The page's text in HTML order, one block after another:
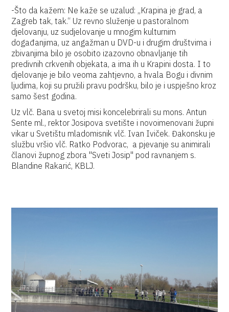
-Što da kažem: Ne kaže se uzalud: „Krapina je grad, a
Zagreb tak, tak.“ Uz revno služenje u pastoralnom
djelovanju, uz sudjelovanje u mnogim kulturnim
događanjima, uz angažman u DVD-u i drugim društvima i
zbivanjima bilo je osobito izazovno obnavljanje tih
predivnih crkvenih objekata, a ima ih u Krapini dosta. I to
djelovanje je bilo veoma zahtjevno, a hvala Bogu i divnim
ljudima, koji su pružili pravu podršku, bilo je i uspješno kroz
samo šest godina.
Uz vlč. Bana u svetoj misi koncelebrirali su mons. Antun
Sente ml., rektor Josipova svetište i novoimenovani župni
vikar u Svetištu mladomisnik vlč. Ivan Iviček. Đakonsku je
službu vršio vlč. Ratko Podvorac, a pjevanje su animirali
članovi župnog zbora "Sveti Josip" pod ravnanjem s.
Blandine Rakarić, KBLJ.